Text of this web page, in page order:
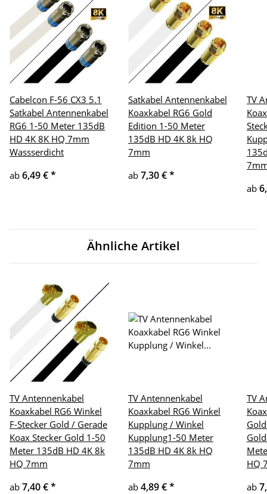
Cabelcon F-56 CX3 5.1
Satkabel Antennenkabel
RG6 1-50 Meter 135dB
HD 4K 8K HQ 7mm
Wassserdicht
ab 6,49 €*
Satkabel Antennenkabel
Koaxkabel RG6 Gold
Edition 1-50 Meter
135dB HD 4K 8k HQ
7mm
ab 7,30 €*
TV
ab
Ähnliche Artikel
TV Antennenkabel
Koaxkabel RG6 Winkel
F-Stecker Gold / Gerade
Koax Stecker Gold 1-50
Meter 135dB HD 4K 8k
HQ 7mm
ab 7,40 €*
TV Antennenkabel
Koaxkabel RG6 Winkel
Kupplung / Winkel
Kupplung1-50 Meter
135dB HD 4K 8k HQ
7mm
ab 4,89 €*
TV
HQ
ab